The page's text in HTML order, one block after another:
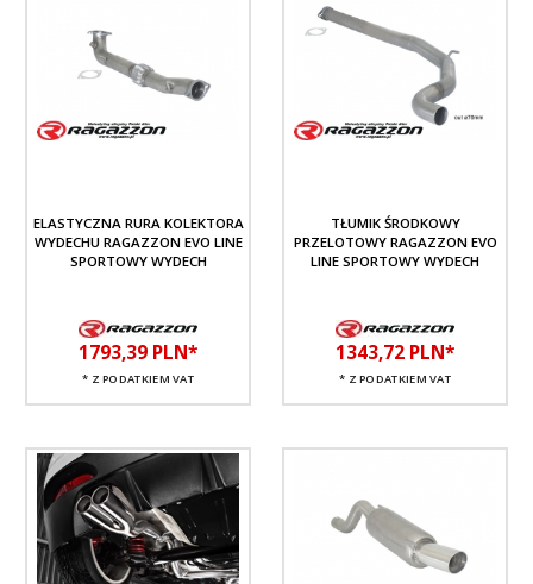
ELASTYCZNA RURA KOLEKTORA
WYDECHU RAGAZZON EVO LINE
SPORTOWY WYDECH
1793,39 PLN*
* Z PODATKIEM VAT
TŁUMIK ŚRODKOWY
PRZELOTOWY RAGAZZON EVO
LINE SPORTOWY WYDECH
1343,72 PLN*
* Z PODATKIEM VAT